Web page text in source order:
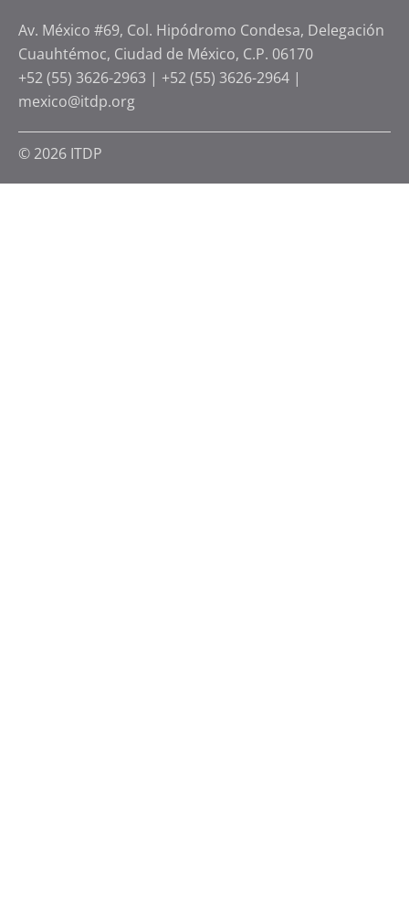
Av. México #69, Col. Hipódromo Condesa, Delegación
Cuauhtémoc, Ciudad de México, C.P. 06170
+52 (55) 3626-2963 | +52 (55) 3626-2964 |
mexico@itdp.org
© 2026 ITDP